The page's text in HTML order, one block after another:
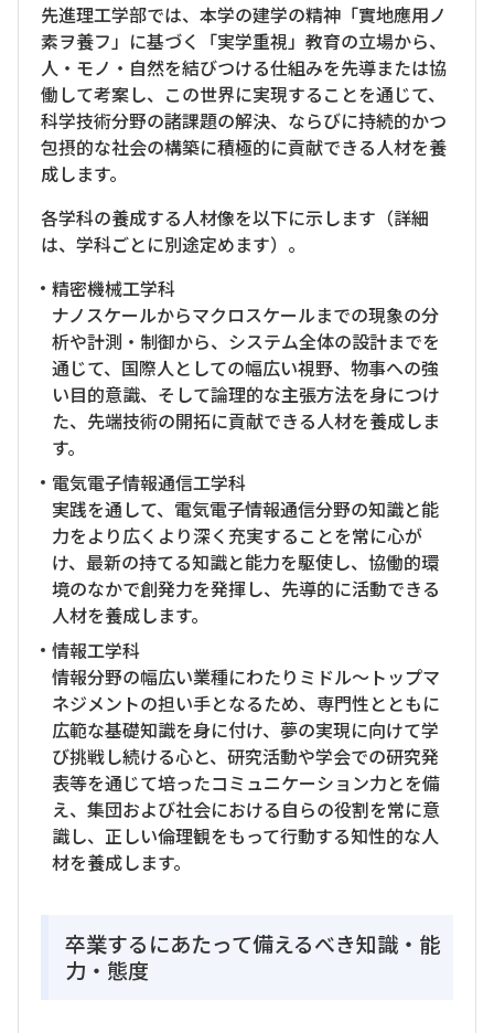
先進理工学部では、本学の建学の精神「實地應用ノ
素ヲ養フ」に基づく「実学重視」教育の立場から、
人・モノ・自然を結びつける仕組みを先導または協
働して考案し、この世界に実現することを通じて、
科学技術分野の諸課題の解決、ならびに持続的かつ
包摂的な社会の構築に積極的に貢献できる人材を養
成します。
各学科の養成する人材像を以下に示します（詳細
は、学科ごとに別途定めます）。
精密機械工学科
ナノスケールからマクロスケールまでの現象の分
析や計測・制御から、システム全体の設計までを
通じて、国際人としての幅広い視野、物事への強
い目的意識、そして論理的な主張方法を身につけ
た、先端技術の開拓に貢献できる人材を養成しま
す。
電気電子情報通信工学科
実践を通して、電気電子情報通信分野の知識と能
力をより広くより深く充実することを常に心が
け、最新の持てる知識と能力を駆使し、協働的環
境のなかで創発力を発揮し、先導的に活動できる
人材を養成します。
情報工学科
情報分野の幅広い業種にわたりミドル～トップマ
ネジメントの担い手となるため、専門性とともに
広範な基礎知識を身に付け、夢の実現に向けて学
び挑戦し続ける心と、研究活動や学会での研究発
表等を通じて培ったコミュニケーション力とを備
え、集団および社会における自らの役割を常に意
識し、正しい倫理観をもって行動する知性的な人
材を養成します。
卒業するにあたって備えるべき知識・能
力・態度